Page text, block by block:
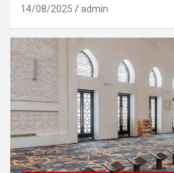
14/08/2025 admin